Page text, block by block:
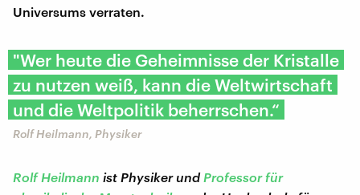
Universums verraten.
"Wer heute die Geheimnisse der Kristalle
zu nutzen weiß, kann die Weltwirtschaft
und die Weltpolitik beherrschen.“
Rolf Heilmann, Physiker
Rolf Heilmann ist Physiker und Professor für